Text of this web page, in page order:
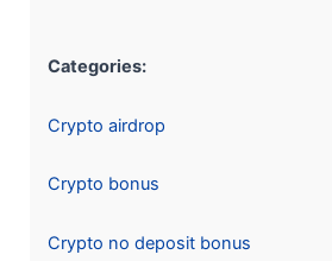
Categories:
Crypto airdrop
Crypto bonus
Crypto no deposit bonus